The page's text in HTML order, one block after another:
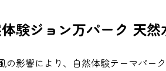
体験ジョン万パーク 天
の影響により、自然体験テーマパー